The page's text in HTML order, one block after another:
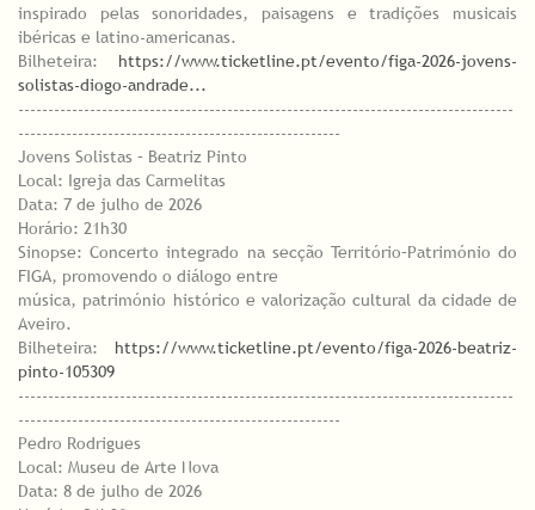
inspirado pelas sonoridades, paisagens e tradições musicais
ibéricas e latino-americanas.
Bilheteira: https://www.ticketline.pt/evento/figa-2026-jovens-
solistas-diogo-andrade...
-----------------------------------------------------------------------------------
------------------------------------------------------
Jovens Solistas – Beatriz Pinto
Local: Igreja das Carmelitas
Data: 7 de julho de 2026
Horário: 21h30
Sinopse: Concerto integrado na secção Território–Património do
FIGA, promovendo o diálogo entre
música, património histórico e valorização cultural da cidade de
Aveiro.
Bilheteira: https://www.ticketline.pt/evento/figa-2026-beatriz-
pinto-105309
-----------------------------------------------------------------------------------
------------------------------------------------------
Pedro Rodrigues
Local: Museu de Arte Nova
Data: 8 de julho de 2026